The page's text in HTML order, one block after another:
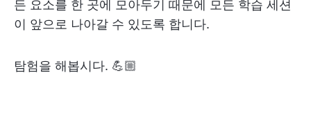
든 요소를 한 곳에 모아두기 때문에 모든 학습 세션
이 앞으로 나아갈 수 있도록 합니다.
탐험을 해봅시다. 💪🏼